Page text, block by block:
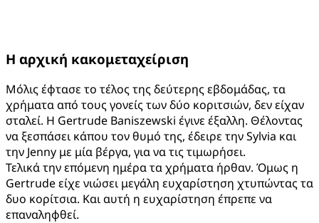
Η αρχική κακομεταχείριση
Μόλις έφτασε το τέλος της δεύτερης εβδομάδας, τα
χρήματα από τους γονείς των δύο κοριτσιών, δεν είχαν
σταλεί. Η Gertrude Baniszewski έγινε έξαλλη. Θέλοντας
να ξεσπάσει κάπου τον θυμό της, έδειρε την Sylvia και
την Jenny με μία βέργα, για να τις τιμωρήσει.
Τελικά την επόμενη ημέρα τα χρήματα ήρθαν. Όμως η
Gertrude είχε νιώσει μεγάλη ευχαρίστηση χτυπώντας τα
δυο κορίτσια. Και αυτή η ευχαρίστηση έπρεπε να
επαναληφθεί.